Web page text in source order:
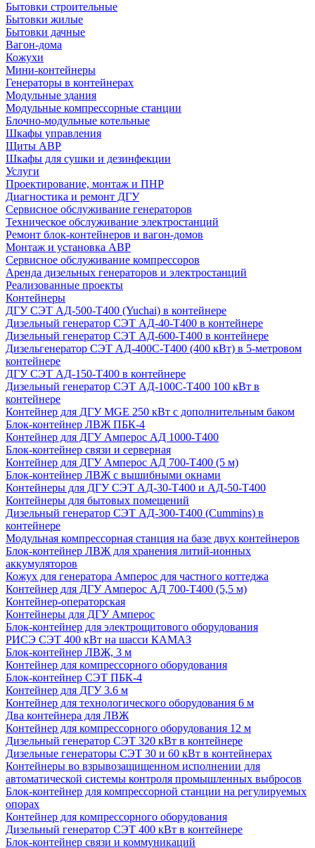
Бытовки строительные
Бытовки жилые
Бытовки дачные
Вагон-дома
Кожухи
Мини-контейнеры
Генераторы в контейнерах
Модульные здания
Модульные компрессорные станции
Блочно-модульные котельные
Шкафы управления
Щиты АВР
Шкафы для сушки и дезинфекции
Услуги
Проектирование, монтаж и ПНР
Диагностика и ремонт ДГУ
Сервисное обслуживание генераторов
Техническое обслуживание электростанций
Ремонт блок-контейнеров и вагон-домов
Монтаж и установка АВР
Сервисное обслуживание компрессоров
Аренда дизельных генераторов и электростанций
Реализованные проекты
Контейнеры
ДГУ СЭТ АД-500-Т400 (Yuchai) в контейнере
Дизельный генератор СЭТ АД-40-Т400 в контейнере
Дизельный генератор СЭТ АД-600-Т400 в контейнере
Дизельгенератор СЭТ АД-400С-Т400 (400 кВт) в 5-метровом
контейнере
ДГУ СЭТ АД-150-Т400 в контейнере
Дизельный генератор СЭТ АД-100С-Т400 100 кВт в
контейнере
Контейнер для ДГУ MGE 250 кВт с дополнительным баком
Блок-контейнер ЛВЖ ПБК-4
Контейнер для ДГУ Амперос АД 1000-Т400
Блок-контейнер связи и серверная
Контейнер для ДГУ Амперос АД 700-Т400 (5 м)
Блок-контейнер ЛВЖ с вышибными окнами
Контейнеры для ДГУ СЭТ АД-30-Т400 и АД-50-Т400
Контейнеры для бытовых помещений
Дизельный генератор СЭТ АД-300-Т400 (Cummins) в
контейнере
Модульная компрессорная станция на базе двух контейнеров
Блок-контейнер ЛВЖ для хранения литий-ионных
аккумуляторов
Кожух для генератора Амперос для частного коттеджа
Контейнер для ДГУ Амперос АД 700-Т400 (5,5 м)
Контейнер-операторская
Контейнеры для ДГУ Амперос
Блок-контейнер для электрощитового оборудования
РИСЭ СЭТ 400 кВт на шасси КАМАЗ
Блок-контейнер ЛВЖ, 3 м
Контейнер для компрессорного оборудования
Блок-контейнер СЭТ ПБК-4
Контейнер для ДГУ 3.6 м
Контейнер для технологического оборудования 6 м
Два контейнера для ЛВЖ
Контейнер для компрессорного оборудования 12 м
Дизельный генератор СЭТ 320 кВт в контейнере
Дизельные генераторы СЭТ 30 и 60 кВт в контейнерах
Контейнеры во взрывозащищенном исполнении для
автоматической системы контроля промышленных выбросов
Блок-контейнер для компрессорной станции на регулируемых
опорах
Контейнер для компрессорного оборудования
Дизельный генератор СЭТ 400 кВт в контейнере
Блок-контейнер связи и коммуникаций